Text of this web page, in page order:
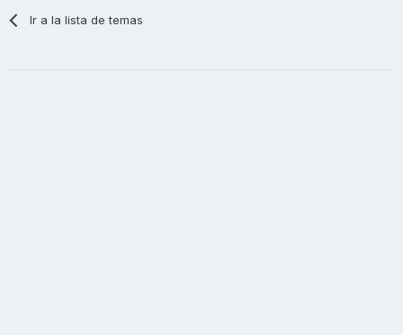
Ir a la lista de temas